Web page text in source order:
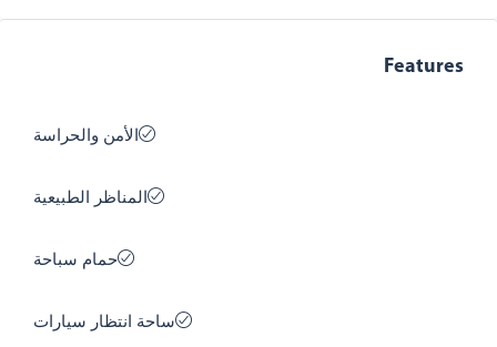
Features
الأمن والحراسة
المناظر الطبيعية
حمام سباحة
ساحة انتظار سيارات